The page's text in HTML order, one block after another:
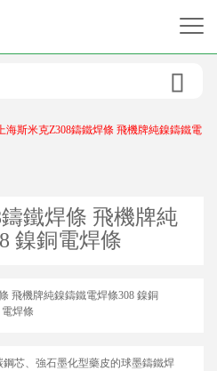

海斯米克Z308鑄鐵焊條 飛機牌純鎳鑄鐵電
鑄鐵焊條 飛機牌純
鎳銅電焊條
鋼芯、強石墨化型藥皮的球墨鑄鐵焊